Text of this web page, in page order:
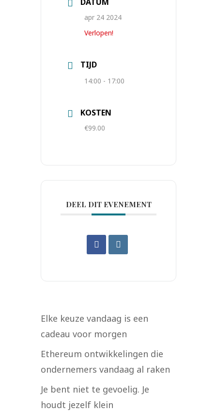
apr 24 2024
Verlopen!
TIJD
14:00 - 17:00
KOSTEN
€99.00
DEEL DIT EVENEMENT
Elke keuze vandaag is een
cadeau voor morgen
Ethereum ontwikkelingen die
ondernemers vandaag al raken
Je bent niet te gevoelig. Je
houdt jezelf klein